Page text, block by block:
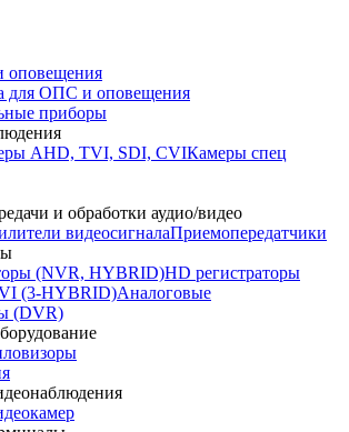
для ОПС и оповещения
приборы
AHD, TVI, SDI, CVIКамеры спец
и обработки аудио/видео
видеосигналаПриемопередатчики
(NVR, HYBRID)HD регистраторы
(3-HYBRID)Аналоговые
(DVR)